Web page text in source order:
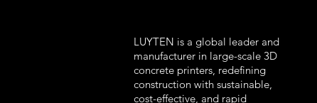
LUYTEN is a global leader and
manufacturer in large-scale 3D
concrete printers, redefining
construction with sustainable,
cost-effective, and rapid